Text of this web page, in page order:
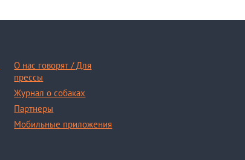
О нас говорят / Для
прессы
Журнал о собаках
Партнеры
Мобильные приложения